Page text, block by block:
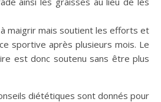
à maigrir mais soutient les efforts et
sportive après plusieurs mois. Le
est donc soutenu sans être plus
diététiques sont donnés pour